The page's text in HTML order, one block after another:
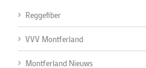
Reggefiber
VVV Montferland
Montferland Nieuws